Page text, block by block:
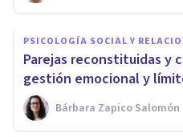
PSICOLOGÍA SOCIAL Y
Parejas reconstituidas y
gestión emocional y
Bárbara Zapico Salomón